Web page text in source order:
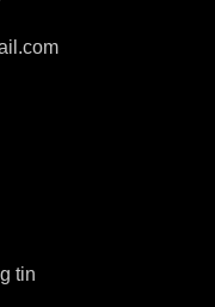
tin